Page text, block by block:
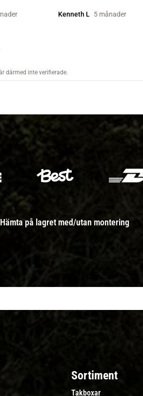
Hämta på lagret med/utan montering
Sortiment
Takboxar